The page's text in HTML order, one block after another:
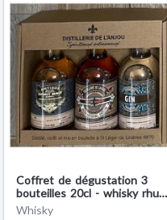
Coffret de dégustation 3
bouteilles 20cl - whisky rhum
gin - Produit en Anjou
Whisky